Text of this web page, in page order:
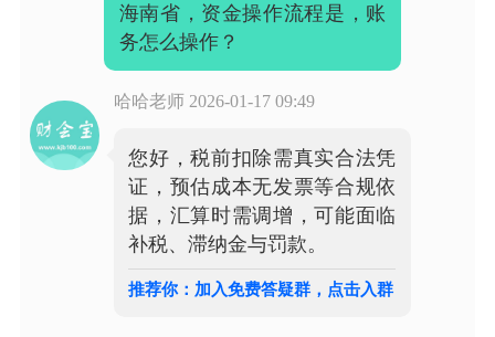
海南省，资金操作流程是，账
务怎么操作？
哈哈老师 2026-01-17 09:49
您好，税前扣除需真实合法凭
证，预估成本无发票等合规依
据，汇算时需调增，可能面临
补税、滞纳金与罚款。
推荐你：加入免费答疑群，点击入群